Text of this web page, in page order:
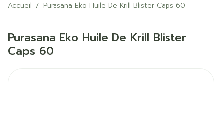
Accueil / Purasana Eko Huile De Krill Blister Caps 60
Purasana Eko Huile De Krill Blister
Caps 60